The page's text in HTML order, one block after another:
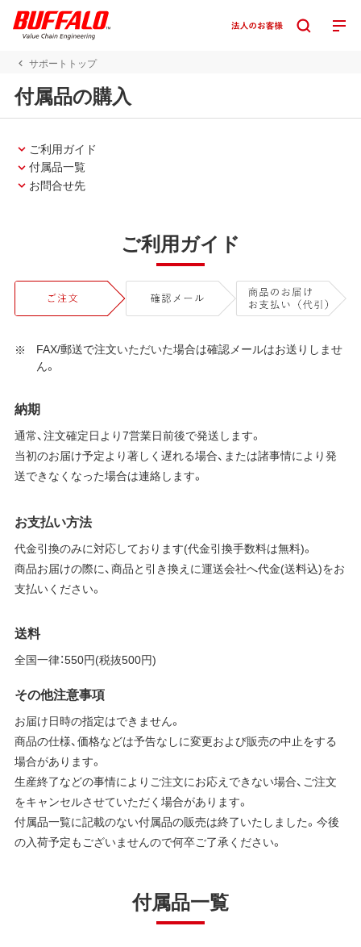
サポートトップ
付属品の購入
ご利用ガイド
付属品一覧
お問合せ先
ご利用ガイド
FAX/郵送で注文いただいた場合は確認メールはお送りしませ
ん。
納期
通常、注文確定日より7営業日前後で発送します。
当初のお届け予定より著しく遅れる場合、または諸事情により発
送できなくなった場合は連絡します。
お支払い方法
代金引換のみに対応しております(代金引換手数料は無料)。
商品お届けの際に、商品と引き換えに運送会社へ代金(送料込)をお
支払いください。
送料
全国一律：550円(税抜500円)
その他注意事項
お届け日時の指定はできません。
商品の仕様、価格などは予告なしに変更および販売の中止をする
場合があります。
生産終了などの事情によりご注文にお応えできない場合、ご注文
をキャンセルさせていただく場合があります。
付属品一覧に記載のない付属品の販売は終了いたしました。今後
の入荷予定もございませんので何卒ご了承ください。
付属品一覧